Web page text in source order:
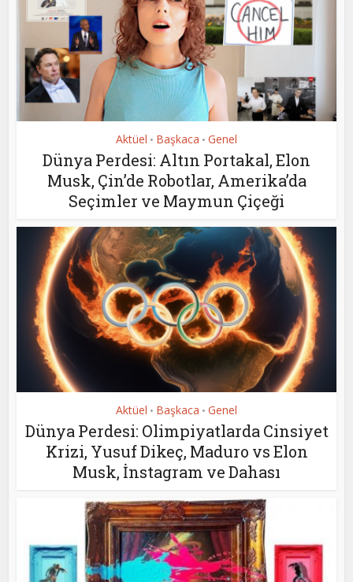
Aktüel • Başkaca • Genel
Dünya Perdesi: Altın Portakal, Elon
Musk, Çin’de Robotlar, Amerika’da
Seçimler ve Maymun Çiçeği
Aktüel • Başkaca • Genel
Dünya Perdesi: Olimpiyatlarda Cinsiyet
Krizi, Yusuf Dikeç, Maduro vs Elon
Musk, İnstagram ve Dahası